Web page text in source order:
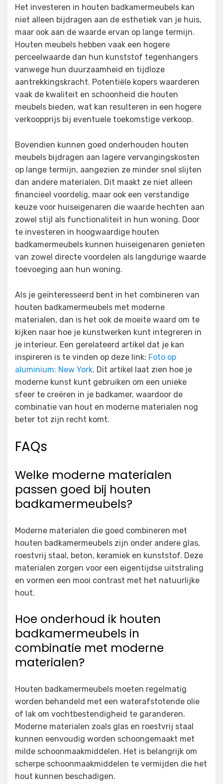
Het investeren in houten badkamermeubels kan
niet alleen bijdragen aan de esthetiek van je huis,
maar ook aan de waarde ervan op lange termijn.
Houten meubels hebben vaak een hogere
perceelwaarde dan hun kunststof tegenhangers
vanwege hun duurzaamheid en tijdloze
aantrekkingskracht. Potentiële kopers waarderen
vaak de kwaliteit en schoonheid die houten
meubels bieden, wat kan resulteren in een hogere
verkoopprijs bij eventuele toekomstige verkoop.
Bovendien kunnen goed onderhouden houten
meubels bijdragen aan lagere vervangingskosten
op lange termijn, aangezien ze minder snel slijten
dan andere materialen. Dit maakt ze niet alleen
financieel voordelig, maar ook een verstandige
keuze voor huiseigenaren die waarde hechten aan
zowel stijl als functionaliteit in hun woning. Door
te investeren in hoogwaardige houten
badkamermeubels kunnen huiseigenaren genieten
van zowel directe voordelen als langdurige waarde
toevoeging aan hun woning.
Als je geïnteresseerd bent in het combineren van
houten badkamermeubels met moderne
materialen, dan is het ook de moeite waard om te
kijken naar hoe je kunstwerken kunt integreren in
je interieur. Een gerelateerd artikel dat je kan
inspireren is te vinden op deze link: Foto op
aluminium: New York. Dit artikel laat zien hoe je
moderne kunst kunt gebruiken om een unieke
sfeer te creëren in je badkamer, waardoor de
combinatie van hout en moderne materialen nog
beter tot zijn recht komt.
FAQs
Welke moderne materialen
passen goed bij houten
badkamermeubels?
Moderne materialen die goed combineren met
houten badkamermeubels zijn onder andere glas,
roestvrij staal, beton, keramiek en kunststof. Deze
materialen zorgen voor een eigentijdse uitstraling
en vormen een mooi contrast met het natuurlijke
hout.
Hoe onderhoud ik houten
badkamermeubels in
combinatie met moderne
materialen?
Houten badkamermeubels moeten regelmatig
worden behandeld met een waterafstotende olie
of lak om vochtbestendigheid te garanderen.
Moderne materialen zoals glas en roestvrij staal
kunnen eenvoudig worden schoongemaakt met
milde schoonmaakmiddelen. Het is belangrijk om
scherpe schoonmaakmiddelen te vermijden die het
hout kunnen beschadigen.